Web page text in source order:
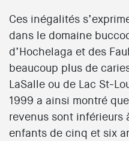
Ces inégalités
dans le domaine
d’Hochelaga et des
beaucoup plus de
LaSalle ou de Lac St-
1999 a ainsi montré
revenus sont inférieurs
enfants de cinq et six